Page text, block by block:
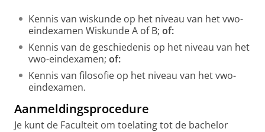
Kennis van wiskunde op het niveau van het vwo-
eindexamen Wiskunde A of B; of:
Kennis van de geschiedenis op het niveau van het
vwo-eindexamen; of:
Kennis van filosofie op het niveau van het vwo-
eindexamen.
Aanmeldingsprocedure
Je kunt de Faculteit om toelating tot de bachelor